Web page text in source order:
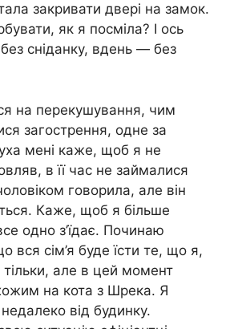
закривати двері на замок.
як я посміла? І ось
сніданку, вдень — без
на перекушування, чим
загострення, одне за
мені каже, щоб я не
в її час не займалися
говорила, але він
Каже, щоб я більше
одно з’їдає. Починаю
вся сім’я буде їсти те, що я,
тільки, але в цей момент
на кота з Шрека. Я
від будинку.